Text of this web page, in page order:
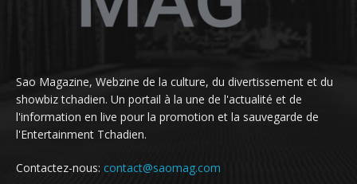
Sao Magazine, Webzine de la culture, du divertissement et du
showbiz tchadien. Un portail à la une de l'actualité et de
l'information en live pour la promotion et la sauvegarde de
l'Entertainment Tchadien.
Contactez-nous: contact@saomag.com